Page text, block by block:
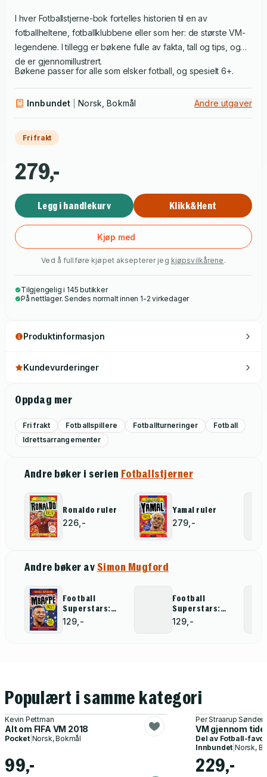
I hver Fotballstjerne-bok fortelles historien til en av
fotballheltene, fotballklubbene eller som her: de største VM-
legendene. I tillegg er bøkene fulle av fakta, tall og tips, og
de er gjennomillustrert.
Bøkene passer for alle som elsker fotball, og spesielt 6+.
Innbundet Norsk, Bokmål Andre utgaver
Fri frakt
279,-
Legg i handlekurv Klikk&Hent
Kjøp med
Ved å fullføre kjøpet aksepterer jeg kjøpsvilkårene .
Tilgjengelig i 145 butikker
På nettlager. Sendes normalt innen 1-2 virkedager
Produktinformasjon
Kundevurderinger
Oppdag mer
Fri frakt Fotballspillere Fotballturneringer
Fotball
Idrettsarrangementer
Andre bøker i serien Fotballstjerner
Ronaldo ruler
226,-
Yamal ruler
279,-
Andre bøker avSimon Mugford
Football
Superstars:
Mbappé Rules
129,-
Football
Superstars:
Haaland Rules
129,-
Populært i samme kategori
Kevin Pettman
Alt om FIFA VM 2018
Pocket| Norsk, Bokmål
99,-
Per Straarup
VM gjennom
Del av Fotball-
Innbundet Norsk,
229,-